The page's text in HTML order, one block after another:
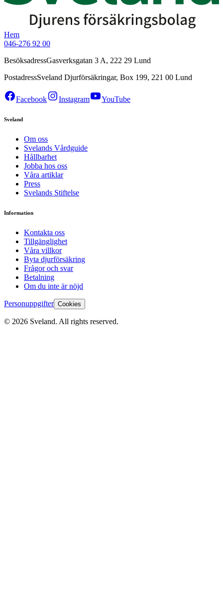
Hem
046-276 92 00
BesöksadressGasverksgatan 3 A, 222 29 Lund
PostadressSveland Djurförsäkringar, Box 199, 221 00 Lund
Facebook Instagram YouTube
Sveland
Om oss
Svelands Vårdguide
Hållbarhet
Jobba hos oss
Våra artiklar
Press
Svelands Stiftelse
Information
Kontakta oss
Tillgänglighet
Våra villkor
Byta djurförsäkring
Frågor och svar
Betalning
Om du inte är nöjd
Personuppgifter Cookies
© 2026 Sveland. All rights reserved.